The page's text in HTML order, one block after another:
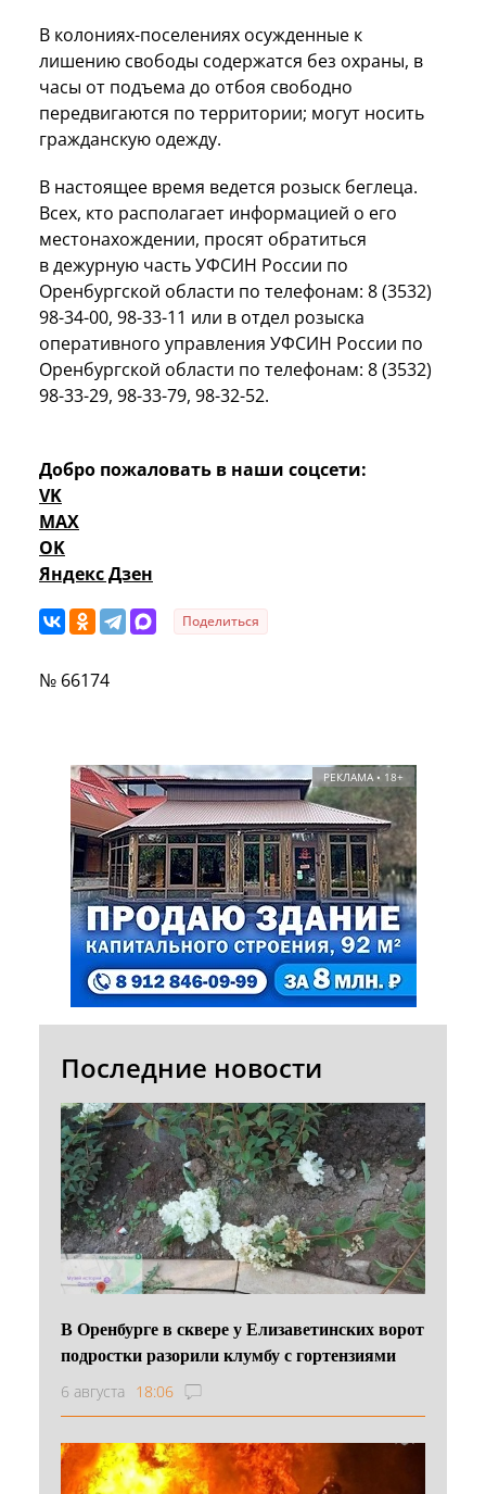
В колониях-поселениях осужденные к
лишению свободы содержатся без охраны, в
часы от подъема до отбоя свободно
передвигаются по территории; могут носить
гражданскую одежду.
В настоящее время ведется розыск беглеца.
Всех, кто располагает информацией о его
местонахождении, просят обратиться
в дежурную часть УФСИН России по
Оренбургской области по телефонам: 8 (3532)
98-34-00, 98-33-11 или в отдел розыска
оперативного управления УФСИН России по
Оренбургской области по телефонам: 8 (3532)
98-33-29, 98-33-79, 98-32-52.
Добро пожаловать в наши соцсети:
VK
MAX
OK
Яндекс Дзен
Поделиться
№ 66174
РЕКЛАМА • 18+
Последние новости
В Оренбурге в сквере у Елизаветинских ворот
подростки разорили клумбу с гортензиями
6 августа 18:06